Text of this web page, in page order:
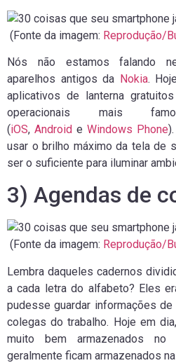
(Fonte da imagem: Reprodução/
Nós não estamos falando
aparelhos antigos da Nokia.
aplicativos de lanterna
operacionais mais
(iOS, Android e Windows Phone
usar o brilho máximo da tela de
ser o suficiente para iluminar
3) Agendas de
(Fonte da imagem: Reprodução/
Lembra daqueles cadernos
a cada letra do alfabeto? Eles
pudesse guardar informações
colegas do trabalho. Hoje em
muito bem armazenados
geralmente ficam armazenados